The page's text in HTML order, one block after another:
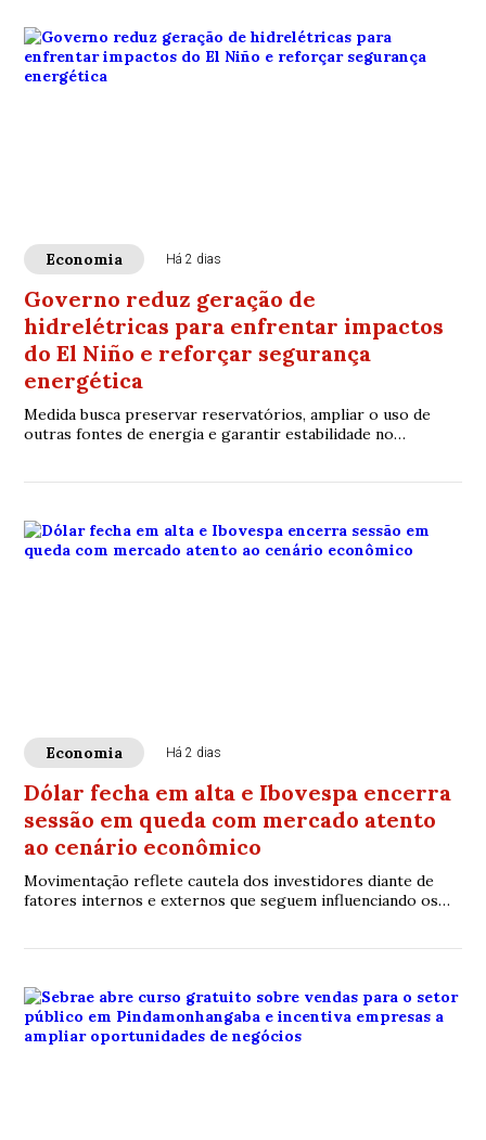
Economia Há 2 dias
Governo reduz geração de
hidrelétricas para enfrentar impactos
do El Niño e reforçar segurança
energética
Medida busca preservar reservatórios, ampliar o uso de
outras fontes de energia e garantir estabilidade no
Economia Há 2 dias
Dólar fecha em alta e Ibovespa encerra
sessão em queda com mercado atento
ao cenário econômico
Movimentação reflete cautela dos investidores diante de
fatores internos e externos que seguem influenciando os